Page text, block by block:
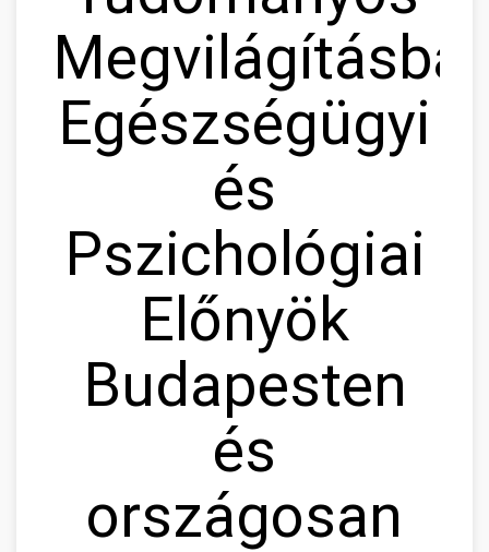
Egészségügyi
és
Pszichológiai
Előnyök
Budapesten
és
országosan